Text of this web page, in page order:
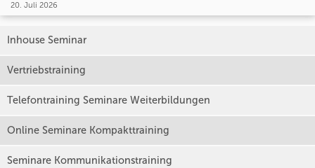
20. Juli 2026
Inhouse Seminar
Vertriebstraining
Telefontraining Seminare Weiterbildungen
Online Seminare Kompakttraining
Seminare Kommunikationstraining